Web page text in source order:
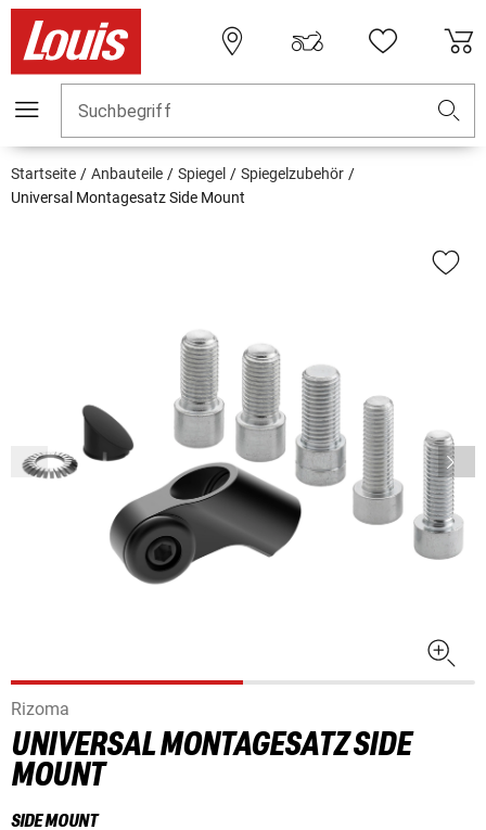
Suchbegriff
Startseite Anbauteile Spiegel
Spiegelzubehör
Universal Montagesatz Side Mount
Rizoma
UNIVERSAL MONTAGESATZ SIDE
MOUNT
SIDE MOUNT